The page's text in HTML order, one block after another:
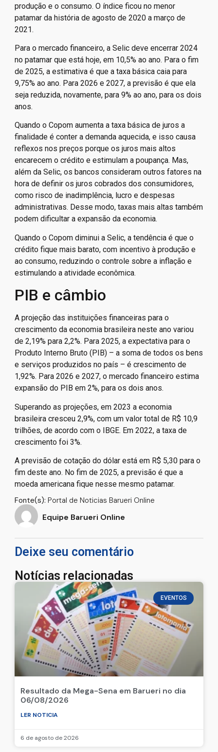
produção e o consumo. O índice ficou no menor
patamar da história de agosto de 2020 a março de
2021.
Para o mercado financeiro, a Selic deve encerrar 2024
no patamar que está hoje, em 10,5% ao ano. Para o fim
de 2025, a estimativa é que a taxa básica caia para
9,75% ao ano. Para 2026 e 2027, a previsão é que ela
seja reduzida, novamente, para 9% ao ano, para os dois
anos.
Quando o Copom aumenta a taxa básica de juros a
finalidade é conter a demanda aquecida, e isso causa
reflexos nos preços porque os juros mais altos
encarecem o crédito e estimulam a poupança. Mas,
além da Selic, os bancos consideram outros fatores na
hora de definir os juros cobrados dos consumidores,
como risco de inadimplência, lucro e despesas
administrativas. Desse modo, taxas mais altas também
podem dificultar a expansão da economia.
Quando o Copom diminui a Selic, a tendência é que o
crédito fique mais barato, com incentivo à produção e
ao consumo, reduzindo o controle sobre a inflação e
estimulando a atividade econômica.
PIB e câmbio
A projeção das instituições financeiras para o
crescimento da economia brasileira neste ano variou
de 2,19% para 2,2%. Para 2025, a expectativa para o
Produto Interno Bruto (PIB) – a soma de todos os bens
e serviços produzidos no país – é crescimento de
1,92%. Para 2026 e 2027, o mercado financeiro estima
expansão do PIB em 2%, para os dois anos.
Superando as projeções, em 2023 a economia
brasileira cresceu 2,9%, com um valor total de R$ 10,9
trilhões, de acordo com o IBGE. Em 2022, a taxa de
crescimento foi 3%.
A previsão de cotação do dólar está em R$ 5,30 para o
fim deste ano. No fim de 2025, a previsão é que a
moeda americana fique nesse mesmo patamar.
Fonte(s): Portal de Noticias Barueri Online
Equipe Barueri Online
Deixe seu comentário
Notícias relacionadas
EVENTOS
Resultado da Mega-Sena em Barueri no dia
06/08/2026
LER NOTICIA
6 de agosto de 2026